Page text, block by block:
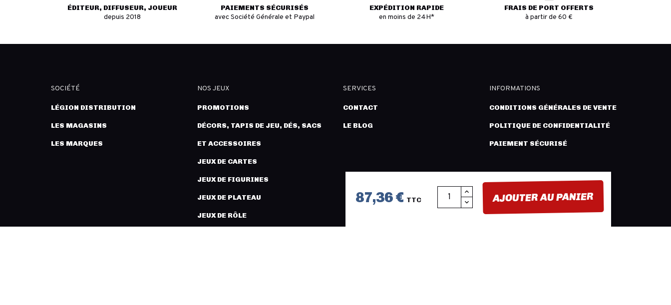
87,36 € TTC AJOUTER AU PANIER
ÉDITEUR, DIFFUSEUR, JOUEUR
depuis 2018
PAIEMENTS SÉCURISÉS
avec Société Générale et Paypal
EXPÉDITION RAPIDE
en moins de 24H*
FRAIS DE PORT OFFERTS
à partir de 60 €
SOCIÉTÉ
LÉGION DISTRIBUTION
LES MAGASINS
LES MARQUES
NOS JEUX
PROMOTIONS
DÉCORS, TAPIS DE JEU, DÉS, SACS
ET ACCESSOIRES
JEUX DE CARTES
JEUX DE FIGURINES
JEUX DE PLATEAU
JEUX DE RÔLE
SERVICES
CONTACT
LE BLOG
INFORMATIONS
CONDITIONS GÉNÉRALES DE VENTE
POLITIQUE DE CONFIDENTIALITÉ
PAIEMENT SÉCURISÉ